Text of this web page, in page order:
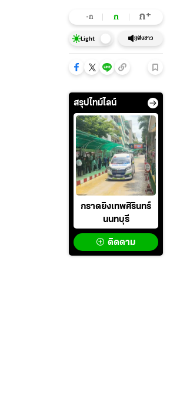
-ก ก ก+
Light ฟังข่าว
สรุปไทม์ไลน์
กราดยิงเทพศิรินทร์
นนทบุรี
ติดตาม